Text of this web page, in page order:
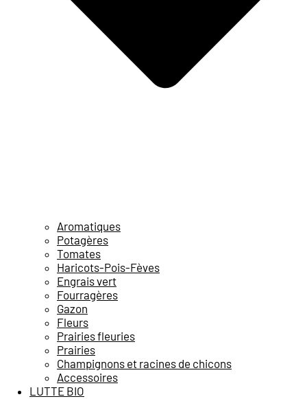
Aromatiques
Potagères
Tomates
Haricots-Pois-Fèves
Engrais vert
Fourragères
Gazon
Fleurs
Prairies fleuries
Prairies
Champignons et racines de chicons
Accessoires
LUTTE BIO